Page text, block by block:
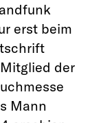
erst beim
der
Mann